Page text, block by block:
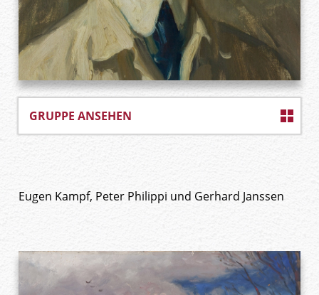
GRUPPE ANSEHEN
Eugen Kampf, Peter Philippi und Gerhard Janssen